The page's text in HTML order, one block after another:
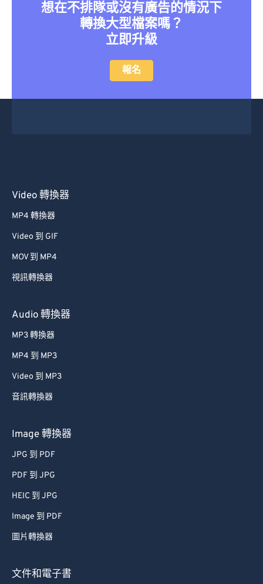
想在不排隊或沒有廣告的情況下
轉換大型檔案嗎？
立即升級
報名
Video 轉換器
MP4 轉換器
Video 到 GIF
MOV 到 MP4
視訊轉換器
Audio 轉換器
MP3 轉換器
MP4 到 MP3
Video 到 MP3
音訊轉換器
Image 轉換器
JPG 到 PDF
PDF 到 JPG
HEIC 到 JPG
Image 到 PDF
圖片轉換器
文件和電子書